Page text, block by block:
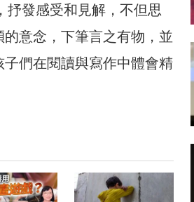
抒發感受和見解，不但思
意念，下筆言之有物，並
們在閱讀與寫作中體會精